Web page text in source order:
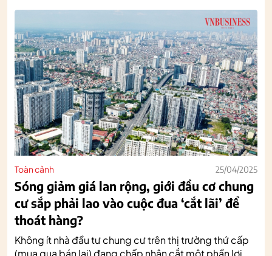
Toàn cảnh 25/04/2025
Sóng giảm giá lan rộng, giới đầu cơ chung
cư sắp phải lao vào cuộc đua ‘cắt lãi’ để
thoát hàng?
Không ít nhà đầu tư chung cư trên thị trường thứ cấp
(mua qua bán lại) đang chấp nhận cắt một phần lợi